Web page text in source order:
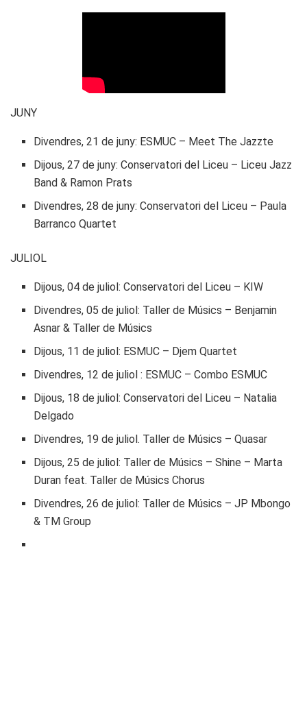
JUNY
Divendres, 21 de juny: ESMUC – Meet The Jazzte
Dijous, 27 de juny: Conservatori del Liceu – Liceu Jazz
Band & Ramon Prats
Divendres, 28 de juny: Conservatori del Liceu – Paula
Barranco Quartet
JULIOL
Dijous, 04 de juliol: Conservatori del Liceu – KIW
Divendres, 05 de juliol: Taller de Músics – Benjamin
Asnar & Taller de Músics
Dijous, 11 de juliol: ESMUC – Djem Quartet
Divendres, 12 de juliol : ESMUC – Combo ESMUC
Dijous, 18 de juliol: Conservatori del Liceu – Natalia
Delgado
Divendres, 19 de juliol. Taller de Músics – Quasar
Dijous, 25 de juliol: Taller de Músics – Shine – Marta
Duran feat. Taller de Músics Chorus
Divendres, 26 de juliol: Taller de Músics – JP Mbongo
& TM Group